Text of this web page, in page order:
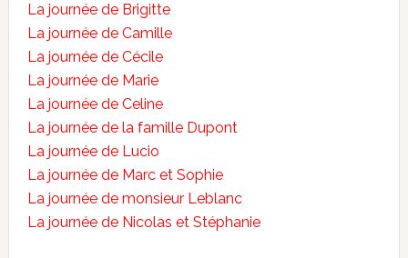
La journée de Brigitte
La journée de Camille
La journée de Cécile
La journée de Marie
La journée de Celine
La journée de la famille Dupont
La journée de Lucio
La journée de Marc et Sophie
La journée de monsieur Leblanc
La journée de Nicolas et Stéphanie